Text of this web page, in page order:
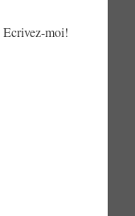
Ecrivez-moi!